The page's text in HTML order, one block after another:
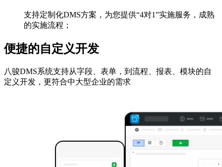
支持定制化DMS方案，为您提供“4对1”实施服务，成熟
的实施流程；
便捷的自定义开发
八骏DMS系统支持从字段、表单，到流程、报表、模块的自
定义开发，更符合中大型企业的需求